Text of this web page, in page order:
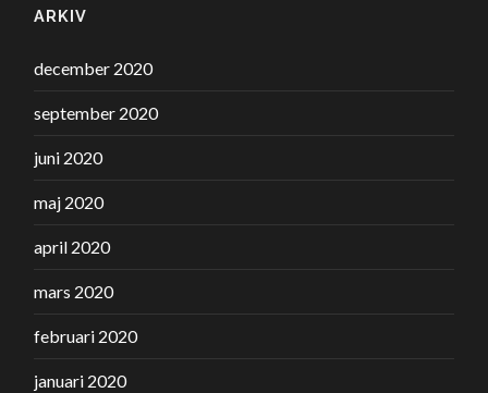
ARKIV
december 2020
september 2020
juni 2020
maj 2020
april 2020
mars 2020
februari 2020
januari 2020